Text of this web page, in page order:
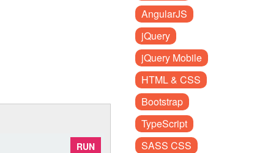
RUN
AngularJS
jQuery
jQuery Mobile
HTML & CSS
Bootstrap
TypeScript
SASS CSS